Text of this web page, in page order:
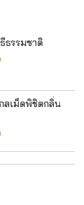
ธรรมชาติ
ลเม็ดพิชิตกลิ่น